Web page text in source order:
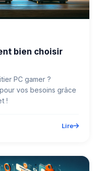
bien choisir
PC gamer ?
vos besoins grâce
!
Lire